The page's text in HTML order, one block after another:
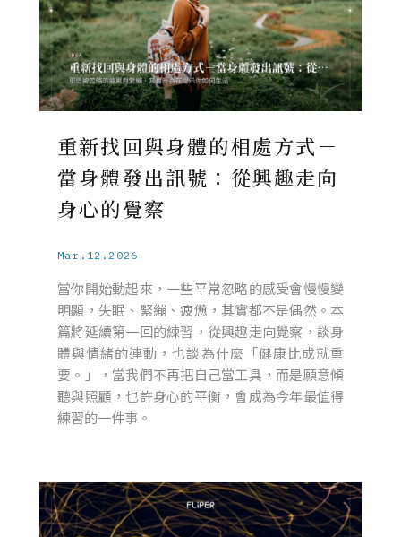
重新找回與身體的相處方式－
當身體發出訊號：從興趣走向
身心的覺察
Mar.12.2026
當你開始動起來，一些平常忽略的感受會慢慢變
明顯，失眠、緊繃、疲憊，其實都不是偶然。本
篇將延續第一回的練習，從興趣走向覺察，談身
體與情緒的連動，也談為什麼「健康比成就重
要。」，當我們不再把自己當工具，而是願意傾
聽與照顧，也許身心的平衡，會成為今年最值得
練習的一件事。